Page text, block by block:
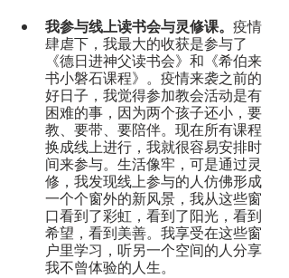
我参与线上读书会与灵修课。 疫情
肆虐下，我最大的收获是参与了
《德日进神父读书会》和《希伯来
书小磐石课程》。疫情来袭之前的
好日子，我觉得参加教会活动是有
困难的事，因为两个孩子还小，要
教、要带、要陪伴。现在所有课程
换成线上进行，我就很容易安排时
间来参与。生活像牢，可是通过灵
修，我发现线上参与的人仿佛形成
一个个窗外的新风景，我从这些窗
口看到了彩虹，看到了阳光，看到
希望，看到美善。我享受在这些窗
户里学习，听另一个空间的人分享
我不曾体验的人生。